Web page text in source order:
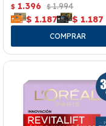
$ 1.396 $ 1.994
$ 1.187 $ 1.187